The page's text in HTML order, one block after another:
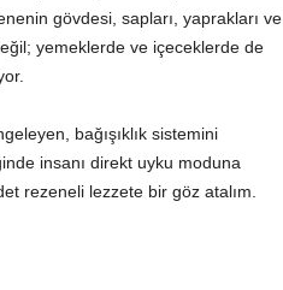
gövdesi, sapları, yaprakları ve
yemeklerde ve içeceklerde de
bağışıklık sistemini
insanı direkt uyku moduna
rezeneli lezzete bir göz atalım.